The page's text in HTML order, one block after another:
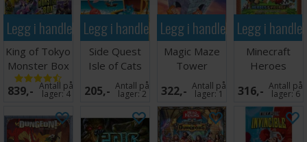
Legg i handlekurven
King of Tokyo
Monster Box
Brettspill
839,- Antall på
lager:4
Legg i handlekurven
Side Quest
Isle of Cats
Brettspill
205,- Antall på
lager:2
Legg i handlekurven
Magic Maze
Tower
Brettspill
322,- Antall på
lager:1
Legg i
Minecraft
Heroes
Brettspill
316,- Antall på
lager:6